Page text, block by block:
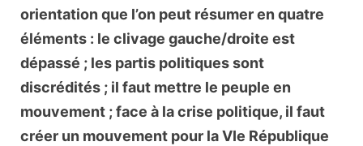
orientation que l’on peut résumer en quatre
éléments : le clivage gauche/droite est
dépassé ; les partis politiques sont
discrédités ; il faut mettre le peuple en
mouvement ; face à la crise politique, il faut
créer un mouvement pour la VIe République